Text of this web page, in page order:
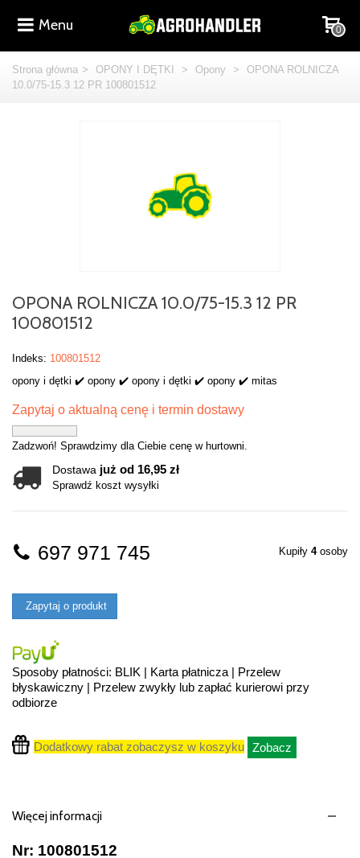
Menu 0
Strona główna > OPONY I DĘTKI > Opony >
OPONA ROLNICZA
10.0/75-15.3 12 PR 100801512
OPONA ROLNICZA 10.0/75-15.3 12 PR
100801512
Indeks: 100801512
opony i dętki ✔️ opony ✔️ opony i dętki ✔️ opony ✔️ mitas
Zapytaj o aktualną cenę i termin dostawy
Zadzwoń! Sprawdzimy dla Ciebie cenę w hurtowni.
Dostawa już od 16,95 zł
Sprawdź koszt wysyłki
Kupiły 4osoby
697 971 745
Zapytaj o produkt
Sposoby płatności: BLIK | Karta płatnicza | Przelew
błyskawiczny | Przelew zwykły lub zapłać kurierowi przy
odbiorze
Dodatkowy rabat zobaczysz w koszyku Zobacz
Więcej informacji
Nr: 100801512